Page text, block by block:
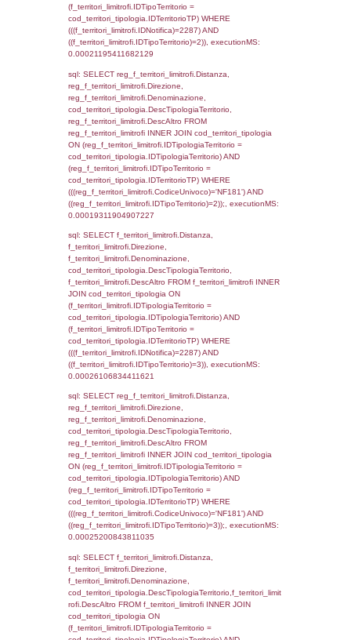
sql: SELECT Ispezione, IDArticoloComma,
StatoIspezione,
DATE_FORMAT(DataChiusura, '%d/%m/
DataChiusura,
'%d/%m/%Y') as DataUltimoPIR FROM
WHERE (((d3_ispezioni.IDNotifica)=2287)),
0.00017619132995605
sql: SELECT Ispezione, IDArticoloComma,
StatoIspezione,
DATE_FORMAT(DataChiusura, '%d/%m/
DataChiusura,
'%d/%m/%Y') as DataUltimoPIR FROM
WHERE
executionMS: 0.00021004676818848
sql: SELECT el_nazioni.DescIT,
FROM f_confini_stato INNER JOIN
f_confini_stato.IDStato = el_nazioni.IDStato
f_confini_stato.IDNotifica = 2287;,
0.00019383430480957
sql: SELECT el_nazioni.DescIT,
reg_f_confini_stato.Distanza FROM
INNER JOIN el_nazioni ON
el_nazioni.IDStato WHERE
executionMS: 0.00022482872009277
sql: SELECT el_regioni.Regione,
el_comuni.Comune,
f_confini INNER JOIN ((el_comuni INNER
ON el_comuni.IstProvincia =